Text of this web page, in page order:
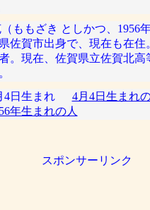
ももざき としかつ、1956年
佐賀市出身で、現在も在住
。現在、佐賀県立佐賀北高
4日生まれ 4月4日生まれ
年生まれの人
スポンサーリンク